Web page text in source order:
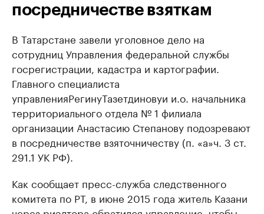
посредничестве взяткам
В Татарстане завели уголовное дело на
сотрудниц Управления федеральной службы
госрегистрации, кадастра и картографии.
Главного специалиста
управленияРегинуТазетдиновуи и.о. начальника
территориального отдела № 1 филиала
организации Анастасию Степанову подозревают
в посредничестве взяточничеству (п . «а»ч . 3 ст.
291.1 УК РФ).
Как сообщает пресс-служба следственного
комитета по РТ, в июне 2015 года житель Казани